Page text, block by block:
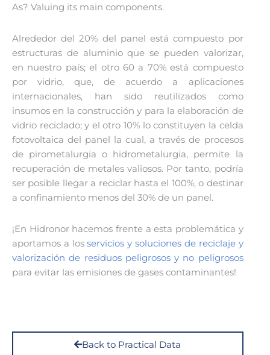
As? Valuing its main components.
Alrededor del 20% del panel está compuesto por
estructuras de aluminio que se pueden valorizar,
en nuestro país; el otro 60 a 70% está compuesto
por vidrio, que, de acuerdo a aplicaciones
internacionales, han sido reutilizados como
insumos en la construcción y para la elaboración de
vidrio reciclado; y el otro 10% lo constituyen la celda
fotovoltaica del panel la cual, a través de procesos
de pirometalurgia o hidrometalurgia, permite la
recuperación de metales valiosos. Por tanto, podría
ser posible llegar a reciclar hasta el 100%, o destinar
a confinamiento menos del 30% de un panel.
¡En Hidronor hacemos frente a esta problemática y
aportamos a losservicios y soluciones de reciclaje y
valorización de residuos peligrosos y no peligrosos
para evitar las emisiones de gases contaminantes!
Back to Practical Data